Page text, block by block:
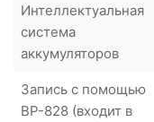
Интеллектуальная
система
аккумуляторов
Запись с помощью
BP-828 (входит в